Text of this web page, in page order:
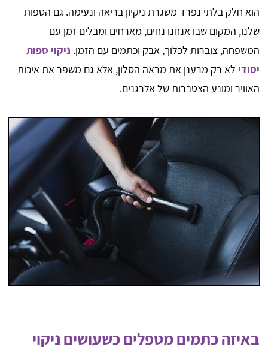
הוא חלק בלתי נפרד משגרת ניקיון בריאה ונעימה. גם הספות
שלנו, המקום שבו אנחנו נחים, מארחים ומבלים זמן עם
המשפחה, צוברות לכלוך, אבק וכתמים עם הזמן. ניקוי ספות
יסודי לא רק מרענן את מראה הסלון, אלא גם משפר את איכות
האוויר ומונע הצטברות של אלרגנים.
באיזה כתמים מטפלים כשעושים ניקוי